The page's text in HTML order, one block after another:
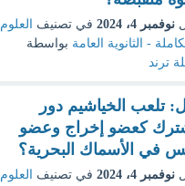
نوفمبر 4، 2024 في تصنيف
العلوم
- الثانوية العامة بواسطة
ترند
تلعب الخياشيم دور
كعضو إخراج وعضو
في الأسماك البحرية؟
نوفمبر 4، 2024 في تصنيف
العلوم